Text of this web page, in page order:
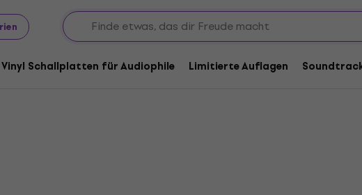
Vinyl Schallplatten für Audiophile Limitierte Auflagen
Le Fleming